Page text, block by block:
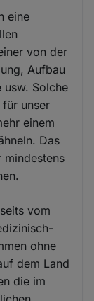
eine
von der
Aufbau
usw. Solche
unser
einem
Das
mindestens
vom
ohne
dem Land
die im